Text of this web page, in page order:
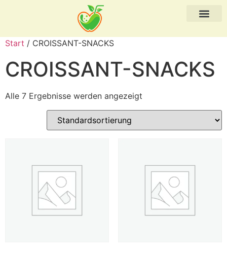
Start / CROISSANT-SNACKS
CROISSANT-SNACKS
Alle 7 Ergebnisse werden angezeigt